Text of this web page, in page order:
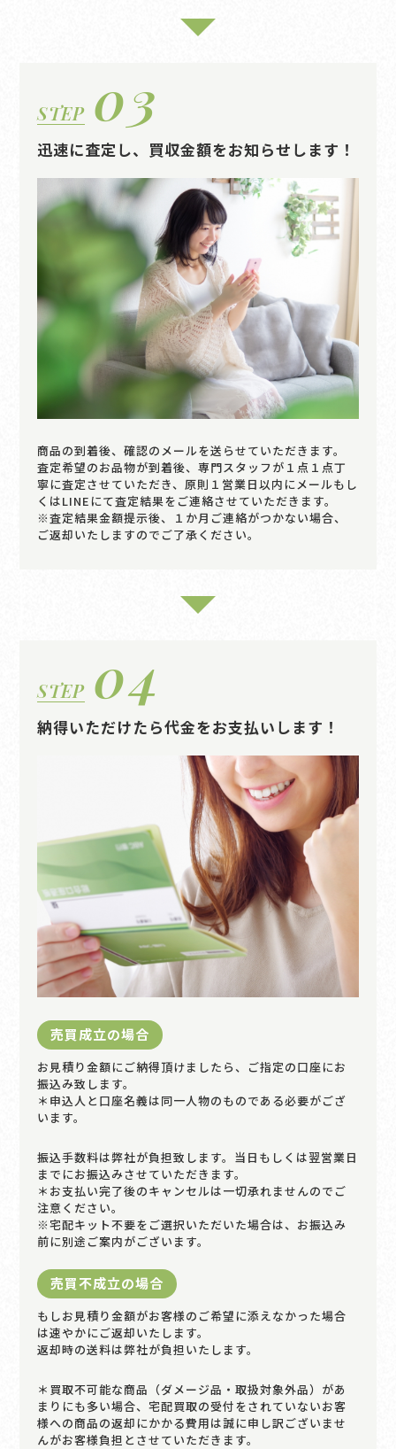
STEP 03
迅速に査定し、買収金額をお知らせします！
商品の到着後、確認のメールを送らせていただきます。
査定希望のお品物が到着後、専門スタッフが１点１点丁
寧に査定させていただき、原則１営業日以内にメールもし
くはLINEにて査定結果をご連絡させていただきます。
※査定結果金額提示後、１か月ご連絡がつかない場合、
ご返却いたしますのでご了承ください。
STEP 04
納得いただけたら代金をお支払いします！
売買成立の場合
お見積り金額にご納得頂けましたら、ご指定の口座にお
振込み致します。
＊申込人と口座名義は同一人物のものである必要がござ
います。
振込手数料は弊社が負担致します。当日もしくは翌営業日
までにお振込みさせていただきます。
＊お支払い完了後のキャンセルは一切承れませんのでご
注意ください。
※宅配キット不要をご選択いただいた場合は、お振込み
前に別途ご案内がございます。
売買不成立の場合
もしお見積り金額がお客様のご希望に添えなかった場合
は速やかにご返却いたします。
返却時の送料は弊社が負担いたします。
＊買取不可能な商品（ダメージ品・取扱対象外品）があ
まりにも多い場合、宅配買取の受付をされていないお客
様への商品の返却にかかる費用は誠に申し訳ございませ
んがお客様負担とさせていただきます。